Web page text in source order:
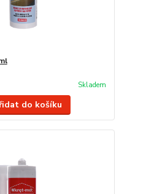
Skladem
do košíku